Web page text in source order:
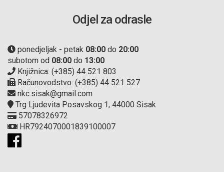
Odjel za odrasle
ponedjeljak - petak 08:00 do 20:00
subotom od 08:00 do 13:00
Knjižnica: (+385) 44 521 803
Računovodstvo: (+385) 44 521 527
nkc.sisak@gmail.com
Trg Ljudevita Posavskog 1, 44000 Sisak
57078326972
HR7924070001839100007